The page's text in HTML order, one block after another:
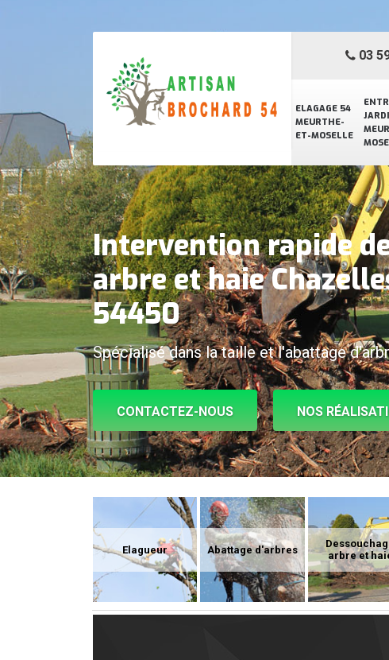
ELAGAGE 54
MEURTHE-
ET-MOSELLE
03
Intervention rapide
arbre et haie
54450
Spécialisé dans la taille et l'abattage
CONTACTEZ-NOUS NOS
Elagueur Abattage d'arbres
arbre et